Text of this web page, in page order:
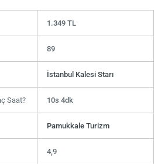
1.349 TL
89
İstanbul Kalesi Starı
Saat? 10s 4dk
Pamukkale Turizm
4,9